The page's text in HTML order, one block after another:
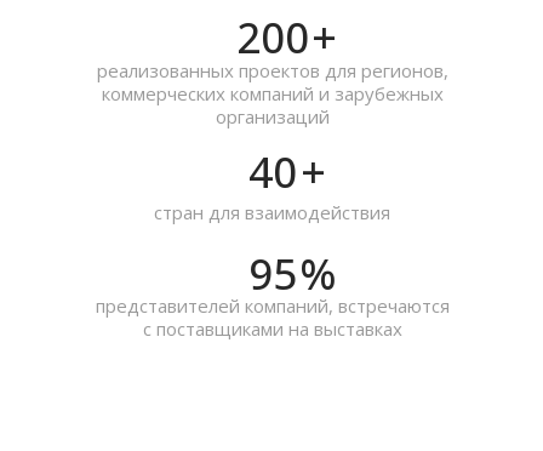
200
реализованных проектов для регионов,
коммерческих компаний и зарубежных
организаций
40
стран для взаимодействия
95
представителей компаний, встречаются
с поставщиками на выставках
%
+
+
продукции российского участника и ее
актуальности в регионе проведения
Взаимодействие с выставочным
Сотрудники AVS берут на себя всю
коммуникацию с организаторами
выставки от имени экспонента для
месторасположению стенда, а также по
согласованию перечня необходимых